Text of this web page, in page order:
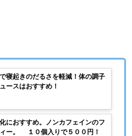
寝起きのだるさを軽減！体の調子
ースはおすすめ！
におすすめ。ノンカフェインのフ
ー。 １０個入りで５００円！